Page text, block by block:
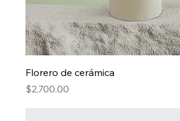
Florero de cerámica
Precio
$2,700.00